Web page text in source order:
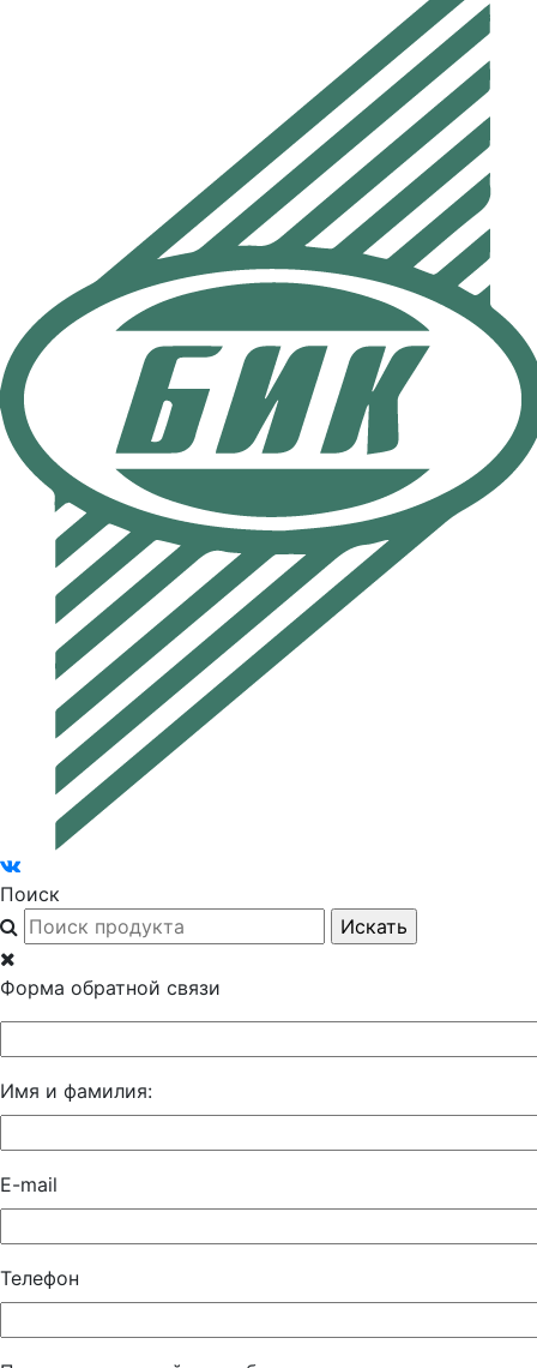
Поиск
Форма обратной связи
Имя и фамилия:
E-mail
Телефон